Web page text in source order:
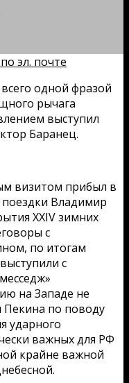
эл. почте
одной фразой
рычага
выступил
Баранец.
визитом прибыл в
Владимир
XXIV зимних
с
по итогам
с
на Западе не
Пекина по поводу
ударного
важных для РФ
крайне важной